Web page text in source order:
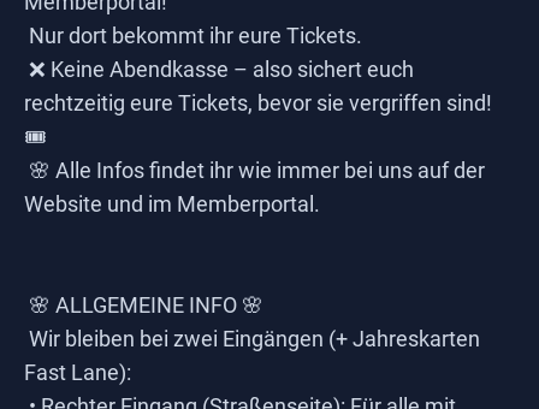
Nur dort bekommt ihr eure Tickets.
❌ Keine Abendkasse – also sichert euch
rechtzeitig eure Tickets, bevor sie vergriffen sind!
🎟️
🌸 Alle Infos findet ihr wie immer bei uns auf der
Website und im Memberportal.
🌸 ALLGEMEINE INFO 🌸
Wir bleiben bei zwei Eingängen (+ Jahreskarten
Fast Lane):